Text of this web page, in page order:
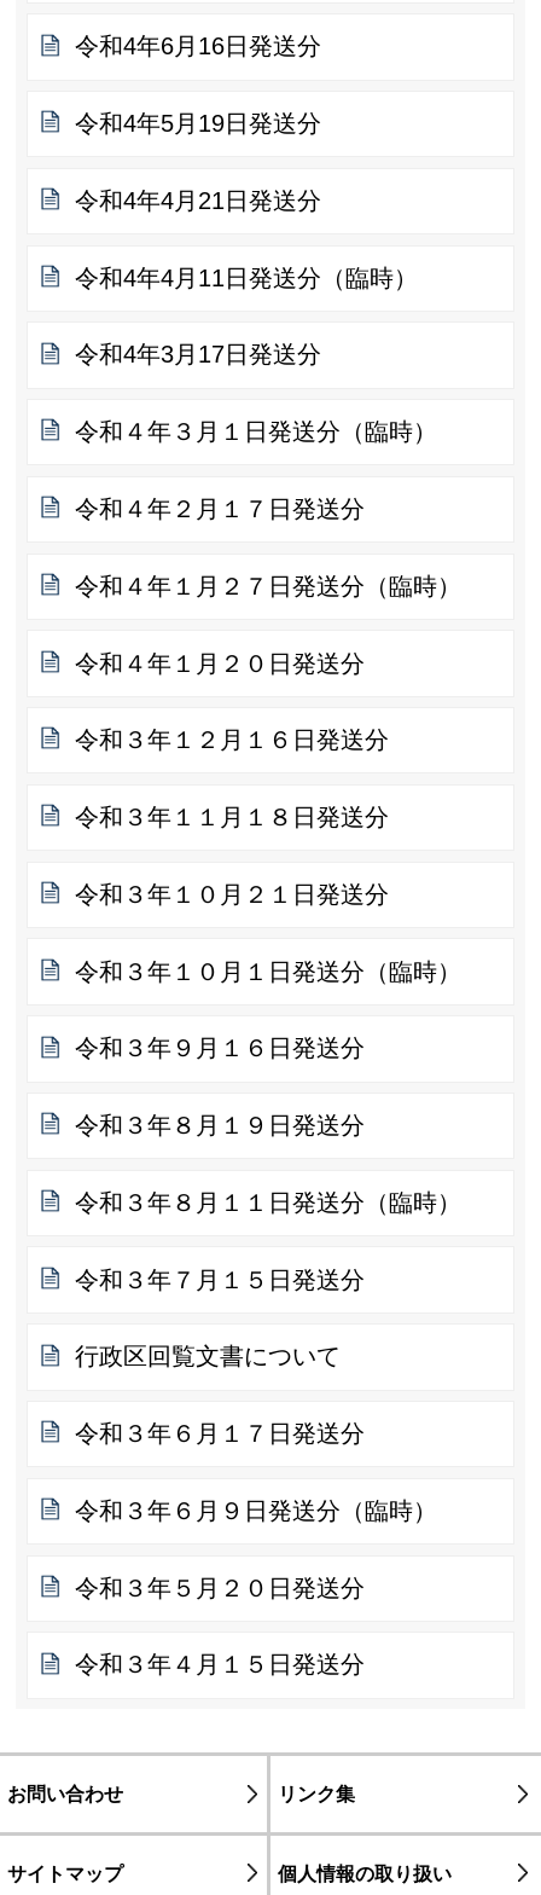
令和4年6月16日発送分
令和4年5月19日発送分
令和4年4月21日発送分
令和4年4月11日発送分（臨時）
令和4年3月17日発送分
令和４年３月１日発送分（臨時）
令和４年２月１７日発送分
令和４年１月２７日発送分（臨時）
令和４年１月２０日発送分
令和３年１２月１６日発送分
令和３年１１月１８日発送分
令和３年１０月２１日発送分
令和３年１０月１日発送分（臨時）
令和３年９月１６日発送分
令和３年８月１９日発送分
令和３年８月１１日発送分（臨時）
令和３年７月１５日発送分
行政区回覧文書について
令和３年６月１７日発送分
令和３年６月９日発送分（臨時）
令和３年５月２０日発送分
令和３年４月１５日発送分
お問い合わせ リンク集
サイトマップ 個人情報の取り扱い